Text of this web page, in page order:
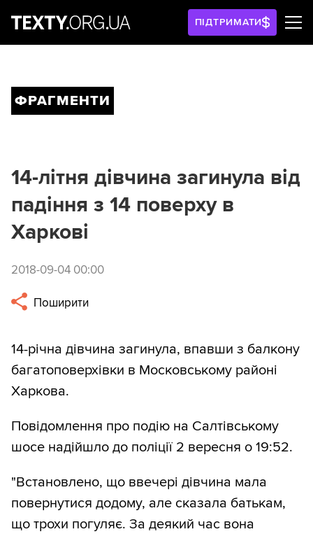
ПІДТРИМАТИ
ФРАГМЕНТИ
14-літня дівчина загинула від
падіння з 14 поверху в
Харкові
2018-09-04 00:00
Поширити
14-річна дівчина загинула, впавши з балкону
багатоповерхівки в Московському районі
Харкова.
Повідомлення про подію на Салтівському
шосе надійшло до поліції 2 вересня о 19:52.
"Встановлено, що ввечері дівчина мала
повернутися додому, але сказала батькам,
що трохи погуляє. За деякий час вона